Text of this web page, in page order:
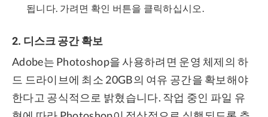
됩니다. 가려면 확인 버튼을 클릭하십시오.
2. 디스크 공간 확보
Adobe는 Photoshop을 사용하려면 운영 체제의 하
드 드라이브에 최소 20GB의 여유 공간을 확보해야
한다고 공식적으로 밝혔습니다. 작업 중인 파일 유